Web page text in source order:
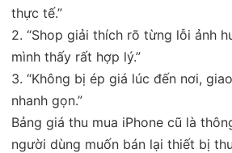
thực tế.”
2. “Shop giải thích rõ từng lỗi ảnh
mình thấy rất hợp lý.”
3. “Không bị ép giá lúc đến nơi,
nhanh gọn.”
Bảng giá thu mua iPhone cũ là
người dùng muốn bán lại thiết bị